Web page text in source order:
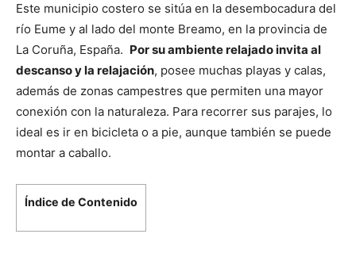
Este municipio costero se sitúa en la desembocadura del
río Eume y al lado del monte Breamo, en la provincia de
La Coruña, España. Por su ambiente relajado invita al
descanso y la relajación, posee muchas playas y calas,
además de zonas campestres que permiten una mayor
conexión con la naturaleza. Para recorrer sus parajes, lo
ideal es ir en bicicleta o a pie, aunque también se puede
montar a caballo.
Índice de Contenido